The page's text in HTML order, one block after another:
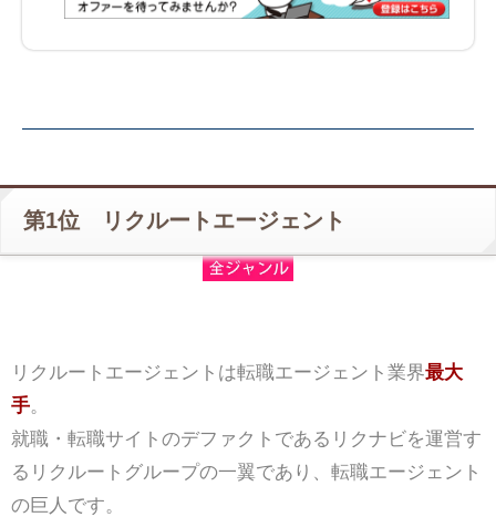
第1位 リクルートエージェント
リクルートエージェントは転職エージェント業界最大
手。
就職・転職サイトのデファクトであるリクナビを運営す
るリクルートグループの一翼であり、転職エージェント
の巨人です。